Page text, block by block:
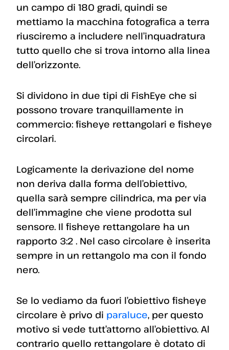
un campo di 180 gradi, quindi se
mettiamo la macchina fotografica a terra
riusciremo a includere nell’inquadratura
tutto quello che si trova intorno alla linea
dell’orizzonte.
Si dividono in due tipi di FishEye che si
possono trovare tranquillamente in
commercio: fisheye rettangolari e fisheye
circolari.
Logicamente la derivazione del nome
non deriva dalla forma dell’obiettivo,
quella sarà sempre cilindrica, ma per via
dell’immagine che viene prodotta sul
sensore. Il fisheye rettangolare ha un
rapporto 3:2 . Nel caso circolare è inserita
sempre in un rettangolo ma con il fondo
nero.
Se lo vediamo da fuori l’obiettivo fisheye
circolare è privo di paraluce, per questo
motivo si vede tutt’attorno all’obiettivo. Al
contrario quello rettangolare è dotato di